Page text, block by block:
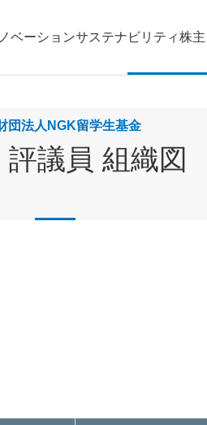
ベーションサステナビリティ株
団法人NGK留学生基金
議員 組織図